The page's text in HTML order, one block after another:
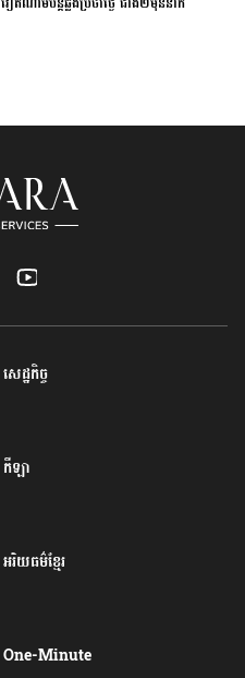
សេដ្ឋកិច្ច
កីឡា
អរិយធម៌ខ្មែរ
One-Minute